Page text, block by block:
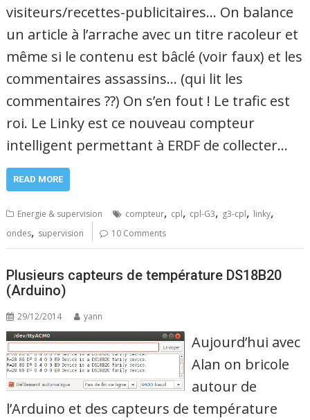
visiteurs/recettes-publicitaires… On balance
un article à l’arrache avec un titre racoleur et
même si le contenu est bâclé (voir faux) et les
commentaires assassins… (qui lit les
commentaires ??) On s’en fout ! Le trafic est
roi. Le Linky est ce nouveau compteur
intelligent permettant à ERDF de collecter…
READ MORE
Energie & supervision compteur, cpl, cpl-G3, g3-cpl, linky,
ondes, supervision 10 Comments
Plusieurs capteurs de température DS18B20
(Arduino)
29/12/2014 yann
Aujourd’hui avec
Alan on bricole
autour de
l’Arduino et des capteurs de température